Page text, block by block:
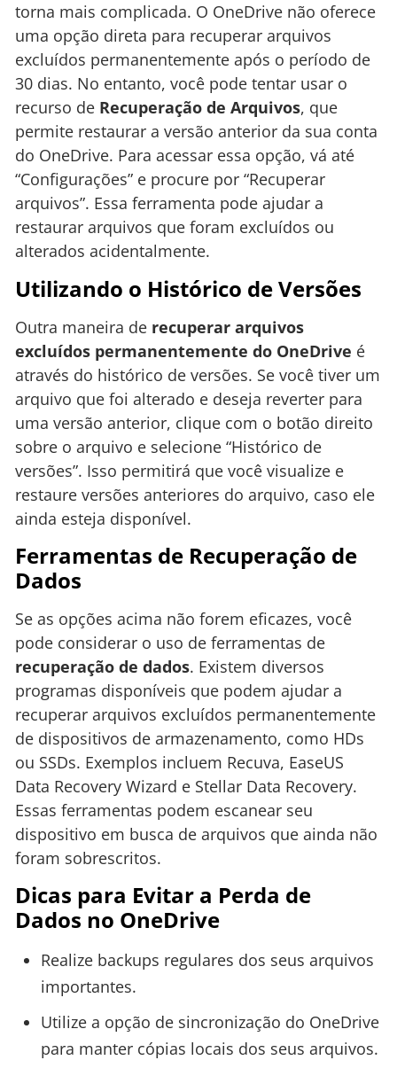
torna mais complicada. O OneDrive não oferece
uma opção direta para recuperar arquivos
excluídos permanentemente após o período de
30 dias. No entanto, você pode tentar usar o
recurso de Recuperação de Arquivos, que
permite restaurar a versão anterior da sua conta
do OneDrive. Para acessar essa opção, vá até
“Configurações” e procure por “Recuperar
arquivos”. Essa ferramenta pode ajudar a
restaurar arquivos que foram excluídos ou
alterados acidentalmente.
Utilizando o Histórico de Versões
Outra maneira de recuperar arquivos
excluídos permanentemente do OneDrive é
através do histórico de versões. Se você tiver um
arquivo que foi alterado e deseja reverter para
uma versão anterior, clique com o botão direito
sobre o arquivo e selecione “Histórico de
versões”. Isso permitirá que você visualize e
restaure versões anteriores do arquivo, caso ele
ainda esteja disponível.
Ferramentas de Recuperação de
Dados
Se as opções acima não forem eficazes, você
pode considerar o uso de ferramentas de
recuperação de dados. Existem diversos
programas disponíveis que podem ajudar a
recuperar arquivos excluídos permanentemente
de dispositivos de armazenamento, como HDs
ou SSDs. Exemplos incluem Recuva, EaseUS
Data Recovery Wizard e Stellar Data Recovery.
Essas ferramentas podem escanear seu
dispositivo em busca de arquivos que ainda não
foram sobrescritos.
Dicas para Evitar a Perda de
Dados no OneDrive
Realize backups regulares dos seus arquivos
importantes.
Utilize a opção de sincronização do OneDrive
para manter cópias locais dos seus arquivos.